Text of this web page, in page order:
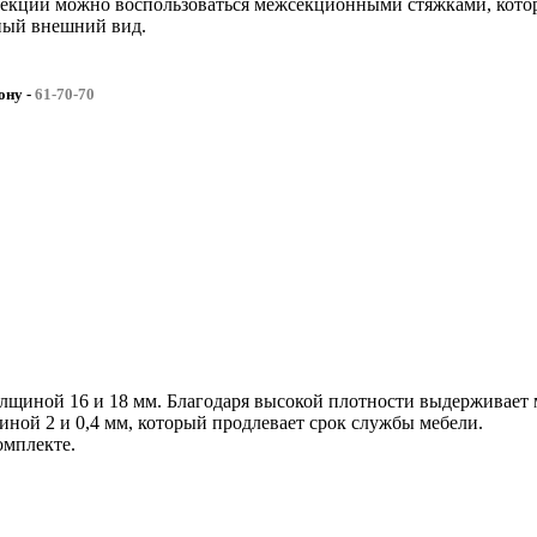
можно воспользоваться межсекционными стяжками,
внешний вид.
- 61-70-70
16 и 18 мм. Благодаря высокой плотности выдерживает
2 и 0,4 мм, который продлевает срок службы мебели.